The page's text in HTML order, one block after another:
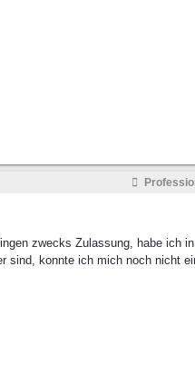
zwecks Zulassung, habe ich
sind, konnte ich mich noch nicht